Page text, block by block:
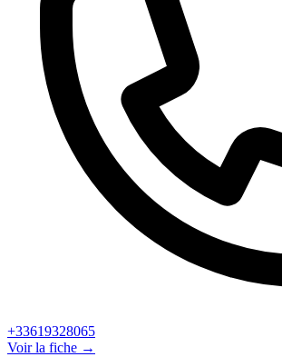
+33619328065
Voir la fiche →